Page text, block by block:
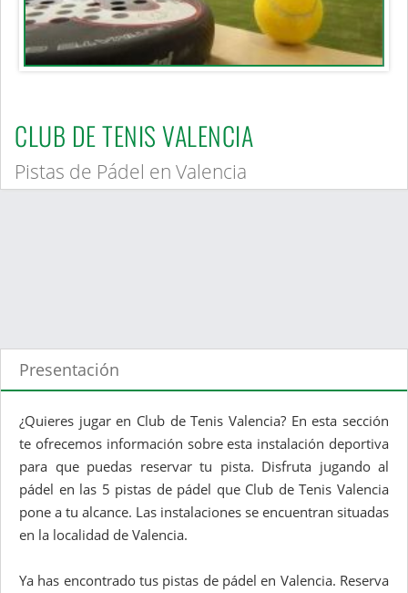
CLUB DE TENIS VALENCIA
Pistas de Pádel en Valencia
Presentación
¿Quieres jugar en Club de Tenis Valencia? En esta sección
te ofrecemos información sobre esta instalación deportiva
para que puedas reservar tu pista. Disfruta jugando al
pádel en las 5 pistas de pádel que Club de Tenis Valencia
pone a tu alcance. Las instalaciones se encuentran situadas
en la localidad de Valencia.
Ya has encontrado tus pistas de pádel en Valencia. Reserva